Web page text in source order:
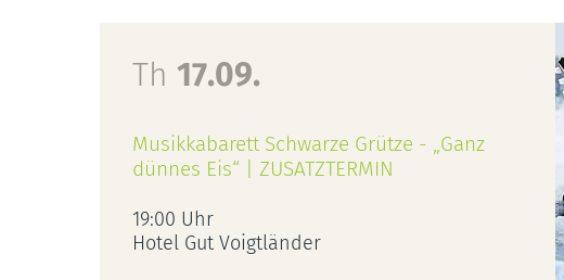
Th 17.09.
Musikkabarett Schwarze Grütze - „Ganz
dünnes Eis“ | ZUSATZTERMIN
19:00 Uhr
Hotel Gut Voigtländer